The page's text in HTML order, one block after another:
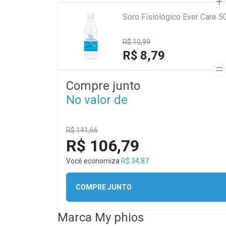
Soro Fisiológico Ever Care
R$ 10,99
R$ 8,79
Compre junto
No valor de
R$ 141,66
R$ 106,79
Você economiza R$ 34,87
COMPRE JUNTO
Marca My phios